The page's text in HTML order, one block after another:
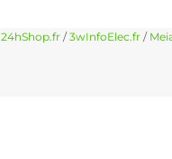
24hShop.fr / 3wInfoElec.fr /